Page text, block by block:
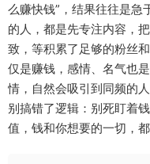
么赚快钱”，结果往往是急
的人，都是先专注内容，
致，等积累了足够的粉丝
仅是赚钱，感情、名气也
情，自然会吸引到同频的
别搞错了逻辑：别死盯着
值，钱和你想要的一切，都